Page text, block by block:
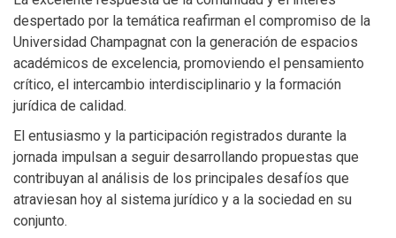
despertado por la temática reafirman el compromiso de la
Universidad Champagnat con la generación de espacios
académicos de excelencia, promoviendo el pensamiento
crítico, el intercambio interdisciplinario y la formación
jurídica de calidad.
El entusiasmo y la participación registrados durante la
jornada impulsan a seguir desarrollando propuestas que
contribuyan al análisis de los principales desafíos que
atraviesan hoy al sistema jurídico y a la sociedad en su
conjunto.